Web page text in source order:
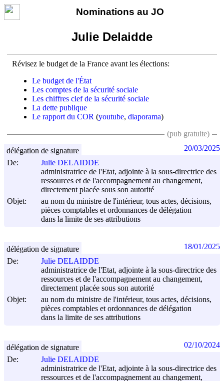
Nominations au JO
Julie Delaidde
Révisez le budget de la France avant les élections:
Le budget de l'État
Les comptes de la sécurité sociale
Les chiffres clef de la sécurité sociale
La dette publique
Le rapport du COR (youtube, diaporama)
(pub gratuite)
De:
Julie DELAIDDE
administratrice de l'Etat, adjointe à la sous-directrice des
ressources et de l'accompagnement au changement,
directement placée sous son autorité
Objet:
au nom du ministre de l'intérieur, tous actes, décisions,
pièces comptables et ordonnances de délégation
dans la limite de ses attributions
délégation de signature 20/03/2025
De:
Julie DELAIDDE
administratrice de l'Etat, adjointe à la sous-directrice des
ressources et de l'accompagnement au changement,
directement placée sous son autorité
Objet:
au nom du ministre de l'intérieur, tous actes, décisions,
pièces comptables et ordonnances de délégation
dans la limite de ses attributions
délégation de signature 18/01/2025
De:
Julie DELAIDDE
administratrice de l'Etat, adjointe à la sous-directrice des
ressources et de l'accompagnement au changement,
délégation de signature 02/10/2024